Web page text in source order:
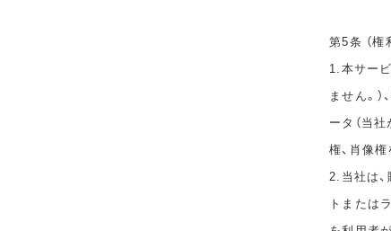
第5条 （権
1.本サー
ません。
ータ（当
権、肖像
2.当社は
トまたは